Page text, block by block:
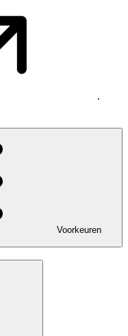
.
Voorkeuren